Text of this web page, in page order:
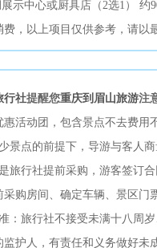
示中心或厨具店（2选1） 约
费，以上项目仅供参考，请以
行社提醒您重庆到眉山旅游注
惠活动团，包含景点不去费用
景点的前提下，导游与客人
旅行社提前采购，游客签订
购房间、确定车辆、景区门
：旅行社不接受未满十八周
监护人，有责任和义务做好未